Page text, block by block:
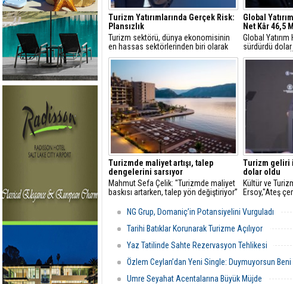
Turizm Yatırımlarında Gerçek Risk:
Plansızlık
Turizm sektörü, dünya ekonomisinin
en hassas sektörlerinden biri olarak
görülür
Global
Net Kâr 46,5
Global
sürdürdü
yüzde 18,
Turizmde maliyet artışı, talep
dengelerini sarsıyor
Mahmut Sefa Çelik: "Turizmde maliyet
baskısı artarken, talep yön değiştiriyor”
Turizm geliri
dolar oldu
Kültür ve
Ersoy,"Ateş
NG Grup, Domaniç’in Potansiyelini Vurguladı
Tarihi Batıklar Korunarak Turizme Açılıyor
Yaz Tatilinde Sahte Rezervasyon Tehlikesi
Özlem Ceylan’dan Yeni Single: Duymuyorsun Beni
Umre Seyahat Acentalarına Büyük Müjde